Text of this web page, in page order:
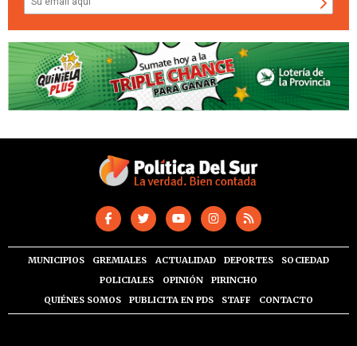
MUNICIPIOS GREMIALES ACTUALIDAD DEPORTES
SOCIEDAD
POLICIALES
OPINIÓN
PIRINCHO
QUIÉNES SOMOS
PUBLICITA EN PDS STAFF CONTACTO